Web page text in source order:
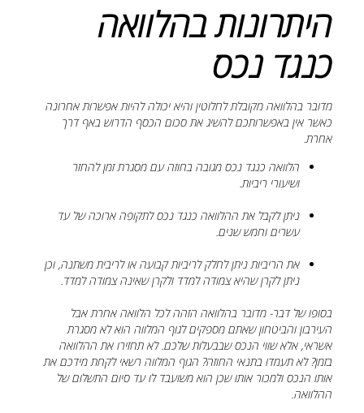
היתרונות בהלוואה
כנגד נכס
מדובר בהלוואה מקובלת לחלוטין והיא יכולה להיות אפשרות אחרונה
כאשר אין באפשרותכם להשיג את סכום הכסף הדרוש באף דרך
אחרת.
הלוואה כנגד נכס מגובה בחוזה עם מסגרת זמן להחזר
ושיעורי ריביות.
ניתן לקבל את ההלוואה כנגד נכס לתקופה ארוכה של עד
עשרים וחמש שנים.
את הריביות ניתן לחלק לריביות קבועה או לריבית משתנה, וכן
ניתן לקרן שהיא צמודה למדד ולקרן שאינה צמודה למדד.
בסופו של דבר- מדובר בהלוואה הזהה לכל הלוואה אחרת אבל
העירבון והביטחון שאתם מספקים לגוף המלווה הוא לא מסגרת
אשראי, אלא שווי הנכס שבבעלות שלכם. לא תחזירו את ההלוואה
בזמן? לא תעמדו בתנאי החוזה? הגוף המלווה רשאי לקחת מידכם את
אותו הנכס ולמכור אותו שכן הוא משועבד לו עד סיום התשלום של
ההלוואה.